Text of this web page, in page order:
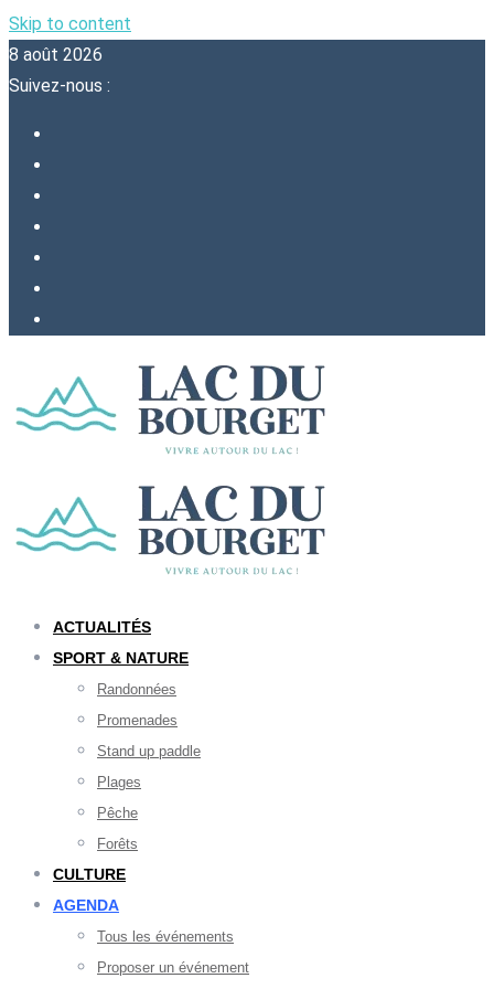
Skip to content
8 août 2026
Suivez-nous :
ACTUALITÉS
SPORT & NATURE
Randonnées
Promenades
Stand up paddle
Plages
Pêche
Forêts
CULTURE
AGENDA
Tous les événements
Proposer un événement